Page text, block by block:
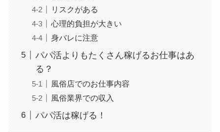
リスクがある
心理的負担が大きい
身バレに注意
パパ活よりもたくさん稼げるお仕事はあ
る？
風俗店でのお仕事内容
風俗業界での収入
パパ活は稼げる！